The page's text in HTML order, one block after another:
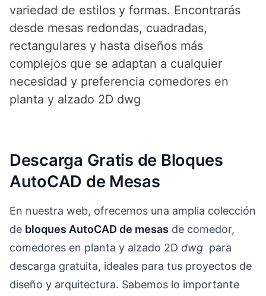
variedad de estilos y formas. Encontrarás
desde mesas redondas, cuadradas,
rectangulares y hasta diseños más
complejos que se adaptan a cualquier
necesidad y preferencia comedores en
planta y alzado 2D dwg
Descarga Gratis de Bloques
AutoCAD de Mesas
En nuestra web, ofrecemos una amplia colección
de bloques AutoCAD de mesas de comedor,
comedores en planta y alzado 2D dwg para
descarga gratuita, ideales para tus proyectos de
diseño y arquitectura. Sabemos lo importante